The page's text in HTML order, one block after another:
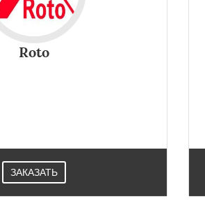
Roto
ЗАКАЗАТЬ